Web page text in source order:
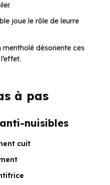
joue le rôle de leurre
mentholé désoriente ces
à pas
nuisibles
cuit